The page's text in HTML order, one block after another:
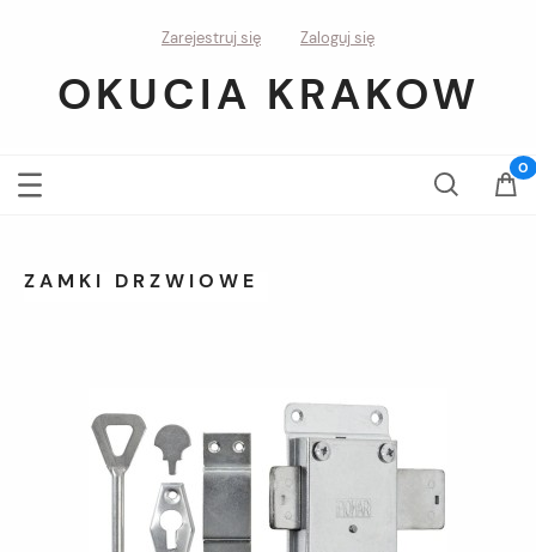
Zarejestruj się Zaloguj się
OKUCIA KRAKOW
ZAMKI DRZWIOWE